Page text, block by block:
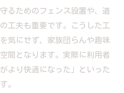
るためのフェンス設置や、道
工夫も重要です。こうした工
気にせず、家族団らんや趣味
間となります。実際に利用者
より快適になった」といった
。